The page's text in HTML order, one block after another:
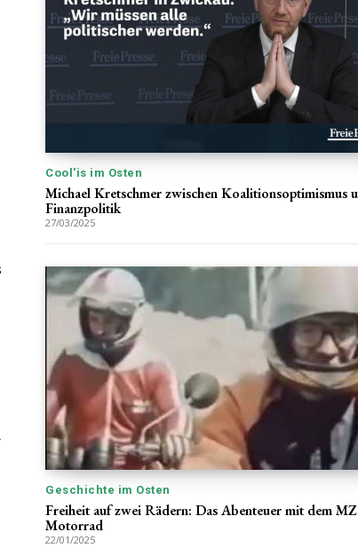
Cool'is im Osten
Michael Kretschmer zwischen Koalitionsoptimismus
Finanzpolitik
27/03/2025
Geschichte im Osten
Freiheit auf zwei Rädern: Das Abenteuer mit dem
Motorrad
22/01/2025